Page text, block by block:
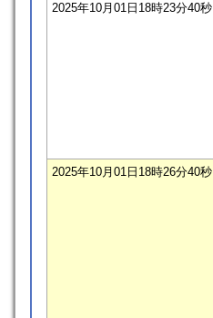
2025年10月01日18時23分40秒
2025年10月01日18時26分40秒